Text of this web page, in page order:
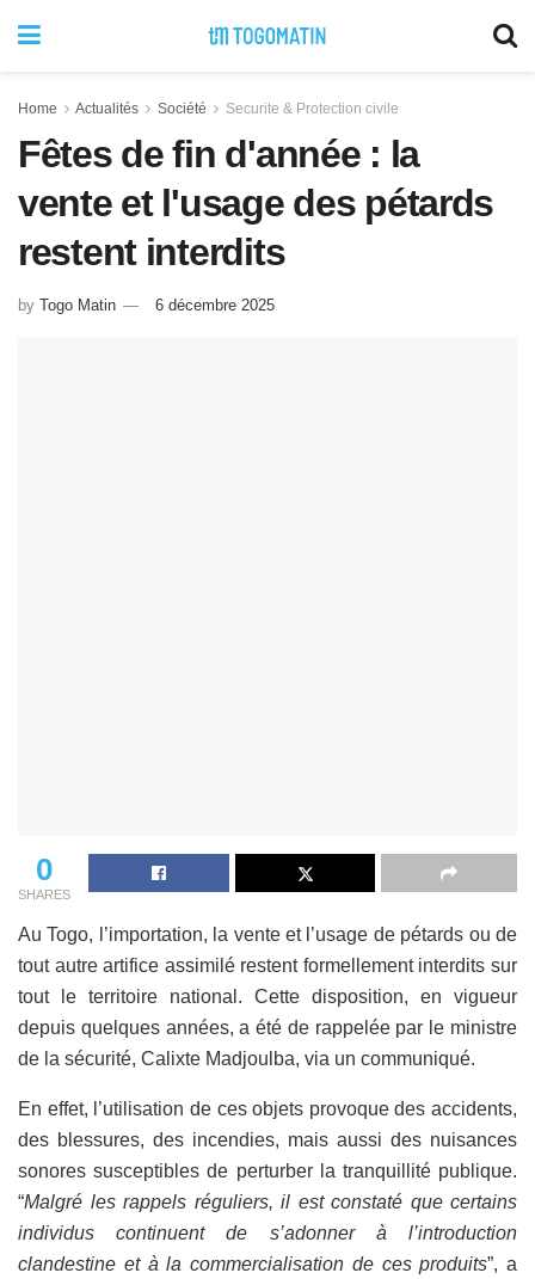
Home Actualités Société Securite & Protection civile
Fêtes de fin d'année : la
vente et l'usage des pétards
restent interdits
by Togo Matin 6 décembre 2025
0
SHARES
Au Togo, l’importation, la vente et l’usage de pétards ou de
tout autre artifice assimilé restent formellement interdits sur
tout le territoire national. Cette disposition, en vigueur
depuis quelques années, a été de rappelée par le ministre
de la sécurité, Calixte Madjoulba, via un communiqué.
En effet, l’utilisation de ces objets provoque des accidents,
des blessures, des incendies, mais aussi des nuisances
sonores susceptibles de perturber la tranquillité publique.
“Malgré les rappels réguliers, il est constaté que certains
individus continuent de s’adonner à l’introduction
clandestine et à la commercialisation de ces produits”, a